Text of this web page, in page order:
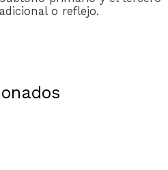
o reflejo.